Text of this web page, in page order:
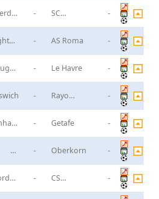
-
SC
-
- AS Roma -
- Le Havre -
-
Rayo
-
- Getafe -
FC
- Oberkorn -
-
CS
-